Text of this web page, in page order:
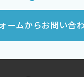
ームからお問い合